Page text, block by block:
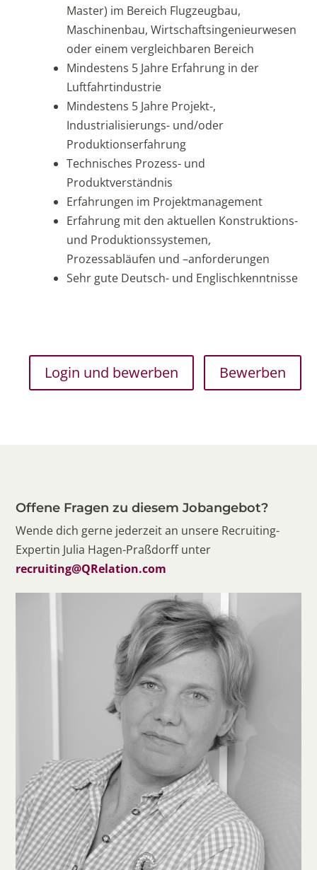
Master) im Bereich Flugzeugbau,
Maschinenbau, Wirtschaftsingenieurwesen
oder einem vergleichbaren Bereich
Mindestens 5 Jahre Erfahrung in der
Luftfahrtindustrie
Mindestens 5 Jahre Projekt-,
Industrialisierungs- und/oder
Produktionserfahrung
Technisches Prozess- und
Produktverständnis
Erfahrungen im Projektmanagement
Erfahrung mit den aktuellen Konstruktions-
und Produktionssystemen,
Prozessabläufen und –anforderungen
Sehr gute Deutsch- und Englischkenntnisse
Bewerben
Offene Fragen zu diesem Jobangebot?
Wende dich gerne jederzeit an unsere Recruiting-
Expertin Julia Hagen-Praßdorff unter
recruiting@QRelation.com